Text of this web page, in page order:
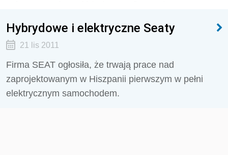
Hybrydowe i elektryczne Seaty
21 lis 2011
Firma SEAT ogłosiła, że trwają prace nad
zaprojektowanym w Hiszpanii pierwszym w pełni
elektrycznym samochodem.